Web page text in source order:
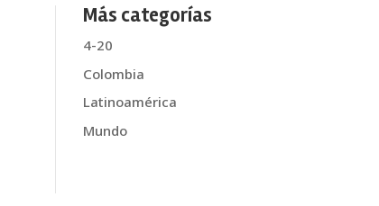
Más categorías
4-20
Colombia
Latinoamérica
Mundo